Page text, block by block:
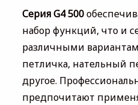
Серия G4 500
набор функций, что и
различными
петличка, нательный
другое.
предпочитают